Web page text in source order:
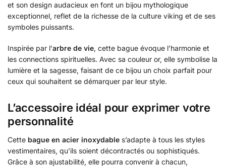
et son design audacieux en font un bijou mythologique
exceptionnel, reflet de la richesse de la culture viking et de ses
symboles puissants.
Inspirée par l’arbre de vie, cette bague évoque l’harmonie et
les connections spirituelles. Avec sa couleur or, elle symbolise la
lumière et la sagesse, faisant de ce bijou un choix parfait pour
ceux qui souhaitent se démarquer par leur style.
L’accessoire idéal pour exprimer votre
personnalité
Cette bague en acier inoxydable s’adapte à tous les styles
vestimentaires, qu’ils soient décontractés ou sophistiqués.
Grâce à son ajustabilité, elle pourra convenir à chacun,